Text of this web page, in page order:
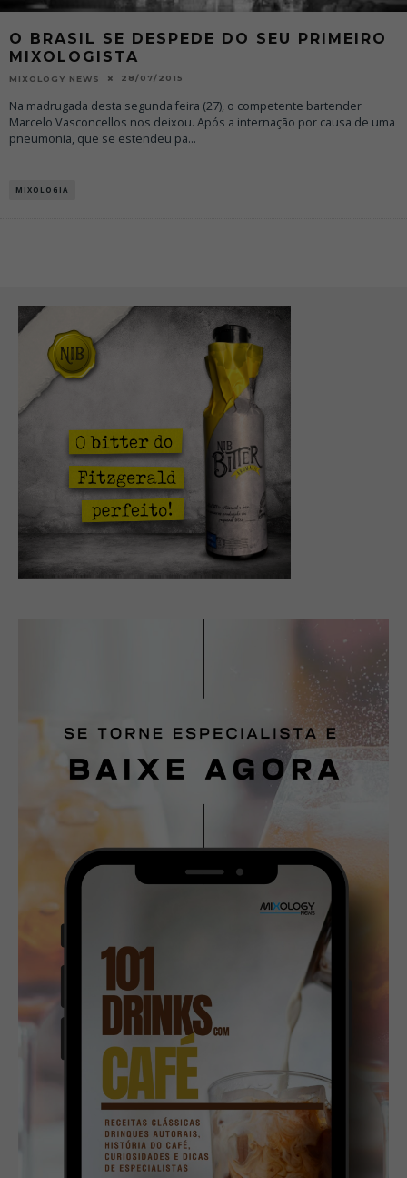
O BRASIL SE DESPEDE DO SEU PRIMEIRO
MIXOLOGISTA
MIXOLOGY NEWS 28/07/2015
Na madrugada desta segunda feira (27), o competente bartender
Marcelo Vasconcellos nos deixou. Após a internação por causa de uma
pneumonia, que se estendeu pa...
MIXOLOGIA